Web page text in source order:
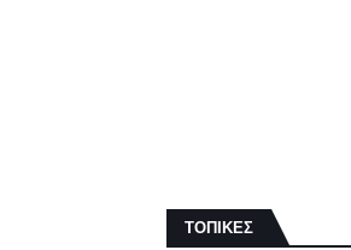
ΤΟΠΙΚΕΣ